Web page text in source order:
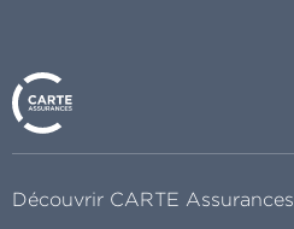
Découvrir CARTE Assurances